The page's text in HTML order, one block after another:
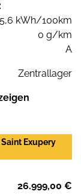
kWh/100km
0 g/km
A
Zentrallager
Exupery
26.999,00 €